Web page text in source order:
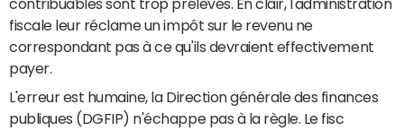
contribuables sont trop prélevés. En clair, l'administration
fiscale leur réclame un impôt sur le revenu ne
correspondant pas à ce qu'ils devraient effectivement
payer.
L'erreur est humaine, la Direction générale des finances
publiques (DGFIP) n'échappe pas à la règle. Le fisc